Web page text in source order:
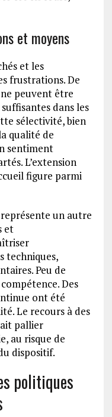
et moyens
et les
frustrations. De
peuvent être
dans les
sélectivité, bien
qualité de
sentiment
L’extension
figure parmi
un autre
et
techniques,
Peu de
Des
ont été
Le recours à des
pallier
au risque de
dispositif.
politiques